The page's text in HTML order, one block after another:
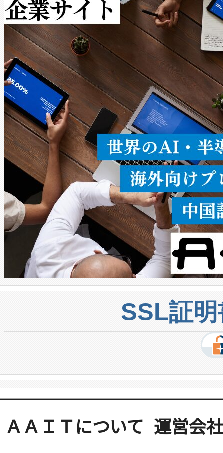
作業と点群処理を簡素化でき
Avia 2は、2種類のFOVオプシ
× 80°のノーマルモード、長
ードを切り替えて使用するこ
ることなく、単一のデバイス
うにします。遠距離まで届く
密度なスキャ […]
SSL証
ＡＡＩＴについて 運営会社